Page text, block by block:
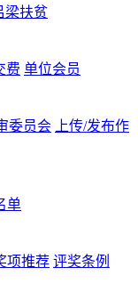
梁扶贫
费 单位会员
委员会
上传/发布作
单
项推荐 评奖条例